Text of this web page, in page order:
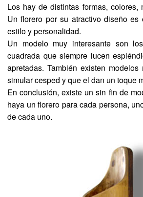
Los hay de distintas formas, colores,
Un florero por su atractivo diseño es
estilo y personalidad.
Un modelo muy interesante son
cuadrada que siempre lucen
apretadas. También existen
simular cesped y que el dan un toque
En conclusión, existe un sin fin de
haya un florero para cada persona,
de cada uno.